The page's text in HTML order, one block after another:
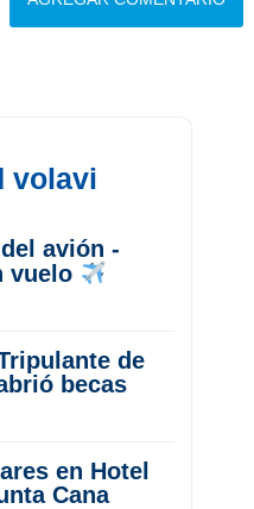
volavi
avión -
vuelo
de
becas
en Hotel
Cana